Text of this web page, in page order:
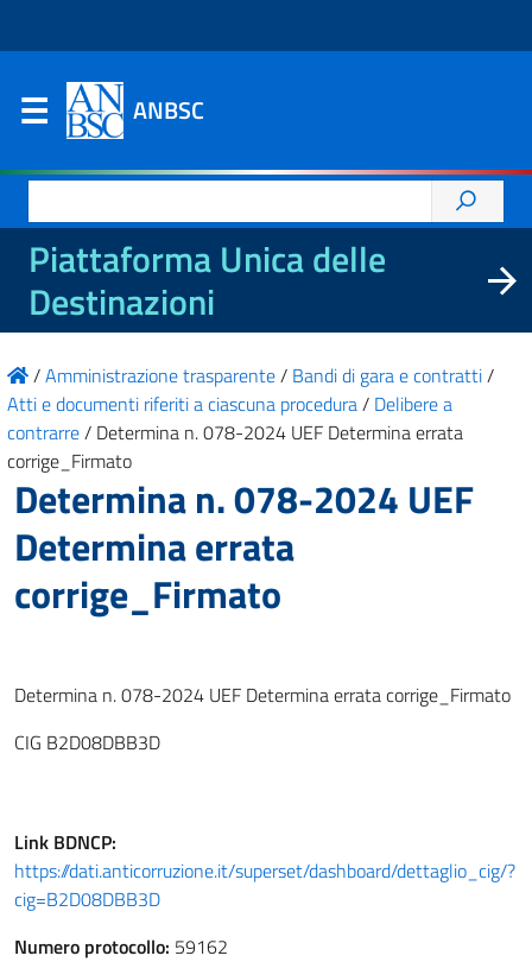
ANBSC
per:
Piattaforma Unica delle
Destinazioni
/Amministrazione trasparente/ Bandi di gara e contratti/
Atti e documenti riferiti a ciascuna procedura/ Delibere a
contrarre/ Determina n. 078-2024 UEF Determina errata
corrige_Firmato
Determina n. 078-2024 UEF
Determina errata
corrige_Firmato
Determina n. 078-2024 UEF Determina errata corrige_Firmato
CIG B2D08DBB3D
Link BDNCP:
https://dati.anticorruzione.it/superset/dashboard/dettaglio_cig/?
cig=B2D08DBB3D
Numero protocollo: 59162